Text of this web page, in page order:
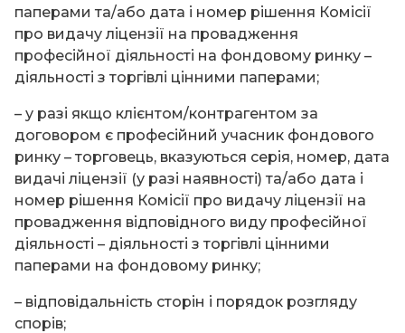
паперами та/або дата і номер рішення Комісії
про видачу ліцензії на провадження
професійної діяльності на фондовому ринку –
діяльності з торгівлі цінними паперами;
– у разі якщо клієнтом/контрагентом за
договором є професійний учасник фондового
ринку – торговець, вказуються серія, номер, дата
видачі ліцензії (у разі наявності) та/або дата і
номер рішення Комісії про видачу ліцензії на
провадження відповідного виду професійної
діяльності – діяльності з торгівлі цінними
паперами на фондовому ринку;
– відповідальність сторін і порядок розгляду
спорів;